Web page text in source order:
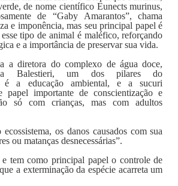
de nome científico Eunects murinus,
de “Gaby Amarantos”, chama
e imponência, mas seu principal papel é
tipo de animal é maléfico, reforçando
e a importância de preservar sua vida.
a diretora do complexo de água doce,
Balestieri, um dos pilares do
é a educação ambiental, e a sucuri
papel importante de conscientização e
só com crianças, mas com adultos
os danos causados com sua
ou matanças desnecessárias”.
tem como principal papel o controle de
a exterminação da espécie acarreta um